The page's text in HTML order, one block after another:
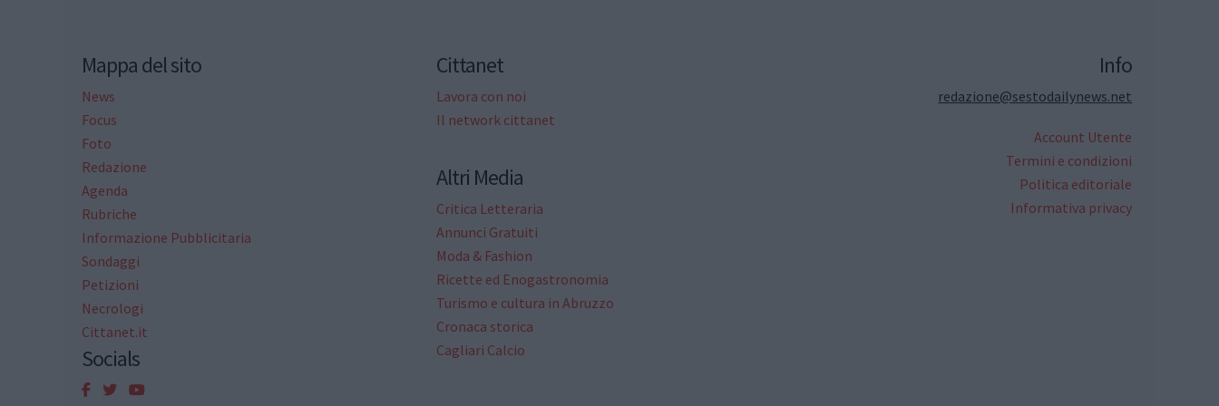
Mappa del sito
News
Focus
Foto
Redazione
Agenda
Rubriche
Informazione Pubblicitaria
Sondaggi
Petizioni
Necrologi
Cittanet.it
Socials
Cittanet
Lavora con noi
Il network cittanet
Altri Media
Critica Letteraria
Annunci Gratuiti
Moda & Fashion
Ricette ed Enogastronomia
Turismo e cultura in Abruzzo
Cronaca storica
Cagliari Calcio
Info
redazione@sestodailynews.net
Account Utente
Termini e condizioni
Politica editoriale
Informativa privacy